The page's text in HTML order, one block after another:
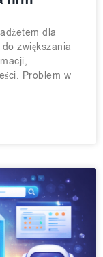
dla
zwiększania
Problem w